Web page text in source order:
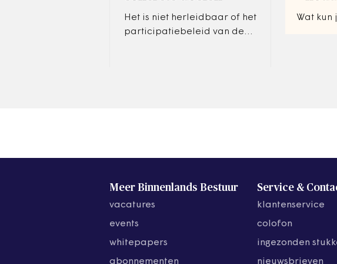
Het is niet herleidbaar of het
participatiebeleid van de
Wat kun
Meer Binnenlands Bestuur
vacatures
events
whitepapers
abonnementen
Service &
klantenservice
colofon
ingezonden
nieuwsbrieven